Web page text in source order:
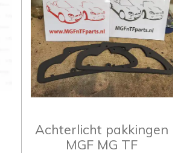
Achterlicht pakkingen
MGF MG TF